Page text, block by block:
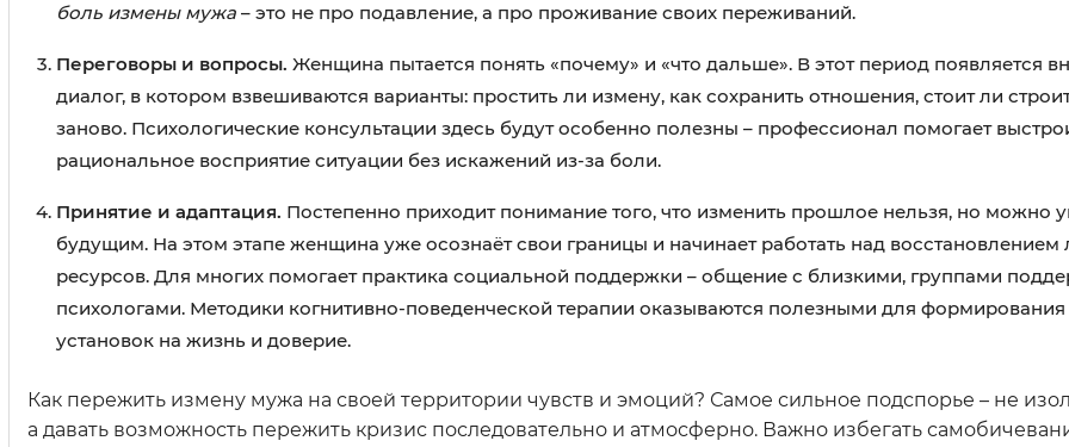
боль измены мужа – это не про подавление, а про проживание своих переживаний.
Переговоры и вопросы. Женщина пытается понять «почему» и «что дальше». В этот период появляется
диалог, в котором взвешиваются варианты: простить ли измену, как сохранить отношения, стоит ли
заново. Психологические консультации здесь будут особенно полезны – профессионал помогает
рациональное восприятие ситуации без искажений из-за боли.
Принятие и адаптация. Постепенно приходит понимание того, что изменить прошлое нельзя, но можно
будущим. На этом этапе женщина уже осознаёт свои границы и начинает работать над восстановлением
ресурсов. Для многих помогает практика социальной поддержки – общение с близкими, группами
психологами. Методики когнитивно-поведенческой терапии оказываются полезными для
установок на жизнь и доверие.
Как пережить измену мужа на своей территории чувств и эмоций? Самое сильное подспорье – не
а давать возможность пережить кризис последовательно и атмосферно. Важно избегать